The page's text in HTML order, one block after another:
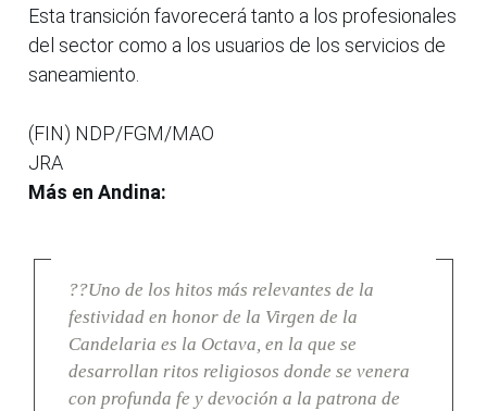
Esta transición favorecerá tanto a los profesionales
del sector como a los usuarios de los servicios de
saneamiento.
(FIN) NDP/FGM/MAO
JRA
Más en Andina:
??Uno de los hitos más relevantes de la
festividad en honor de la Virgen de la
Candelaria es la Octava, en la que se
desarrollan ritos religiosos donde se venera
con profunda fe y devoción a la patrona de